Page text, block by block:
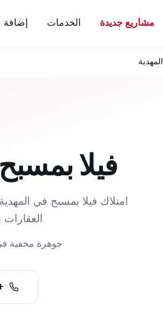
مشاريع جديدة الخدمات إضافة
المهدية
فيلا
امتلاك فيلا بمسبح في
جوهرة مخفية
100